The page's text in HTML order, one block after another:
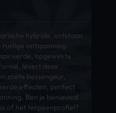
hybride, ontstaan
rustige ontspanning
opgewekte
levert deze
zoete bessengeur,
effecten, perfect
Ben je benieuwd
of het terpeenprofiel?